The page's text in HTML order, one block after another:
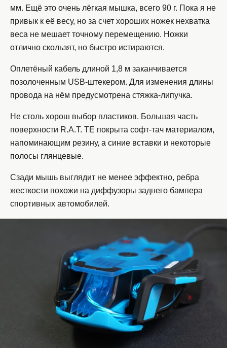
мм. Ещё это очень лёгкая мышка, всего 90 г. Пока я не
привык к её весу, но за счет хороших ножек нехватка
веса не мешает точному перемещению. Ножки
отлично скользят, но быстро истираются.
Оплетёный кабель длиной 1,8 м заканчивается
позолоченным USB-штекером. Для изменения длины
провода на нём предусмотрена стяжка-липучка.
Не столь хорош выбор пластиков. Большая часть
поверхности R.A.T. TE покрыта софт-тач материалом,
напоминающим резину, а синие вставки и некоторые
полосы глянцевые.
Сзади мышь выглядит не менее эффектно, ребра
жесткости похожи на диффузоры заднего бампера
спортивных автомобилей.